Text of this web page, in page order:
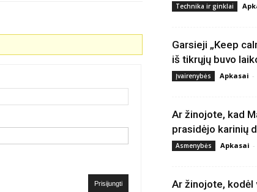
Prisijungti
Technika ir ginklai
Garsieji „Keep
iš tikrųjų buvo
Įvairenybės Apkasai -
Ar žinojote, kad
prasidėjo karinių
Asmenybės Apkasai -
Ar žinojote, kodėl